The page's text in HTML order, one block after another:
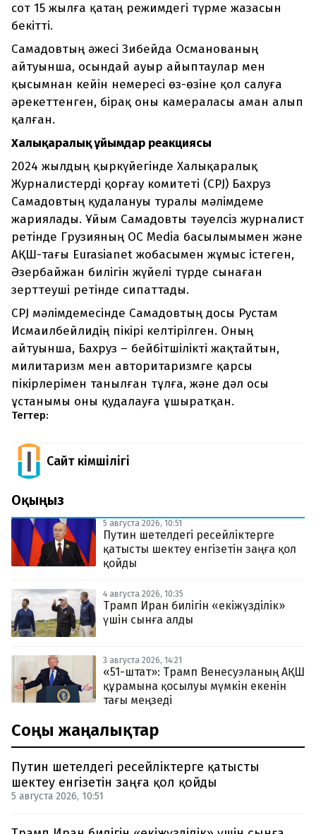
сот 15 жылға қатаң режимдегі түрме жазасын
бекітті.
Самадовтың әжесі Зибейда Османованың
айтуынша, осындай ауыр айыптаулар мен
қысымнан кейін немересі өз-өзіне қол салуға
әрекеттенген, бірақ оны камераласы аман алып
қалған.
Халықаралық ұйымдар реакциясы
2024 жылдың қыркүйегінде Халықаралық
Журналистерді қорғау комитеті (CPJ) Бахруз
Самадовтың қудалануы туралы мәлімдеме
жариялады. Ұйым Самадовты тәуелсіз журналист
ретінде Грузияның OC Media басылымымен және
АҚШ-тағы Eurasianet жобасымен жұмыс істеген,
Әзербайжан билігін жүйелі түрде сынаған
зерттеуші ретінде сипаттады.
CPJ мәлімдемесінде Самадовтың досы Рустам
Исмаилбейлидің пікірі келтірілген. Оның
айтуынша, Бахруз – бейбітшілікті жақтайтын,
милитаризм мен авторитаризмге қарсы
пікірлерімен танылған тұлға, және дәл осы
ұстанымы оны қудалауға ұшыратқан.
Тегтер:
Сайт Әкімшілігі
Оқыңыз
5 августа 2026, 10:51
Путин шетелдегі ресейліктерге
қатысты шектеу енгізетін заңға қол
қойды
4 августа 2026, 10:35
Трамп Иран билігін «екіжүзділік»
үшін сынға алды
3 августа 2026, 14:21
«51-штат»: Трамп Венесуэланың АҚШ
құрамына қосылуы мүмкін екенін
тағы меңзеді
Соңғы жаңалықтар
Путин шетелдегі ресейліктерге қатысты
шектеу енгізетін заңға қол қойды
5 августа 2026, 10:51